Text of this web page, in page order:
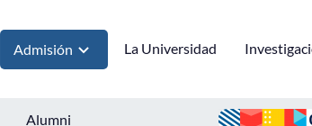
Admisión La Universidad
Alumni